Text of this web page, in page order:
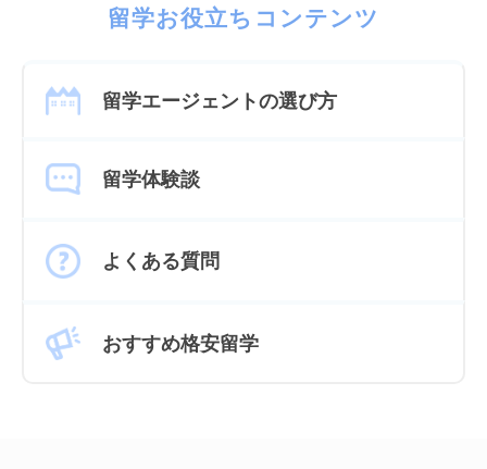
留学お役立ちコンテンツ
留学エージェントの選び方
留学体験談
よくある質問
おすすめ格安留学